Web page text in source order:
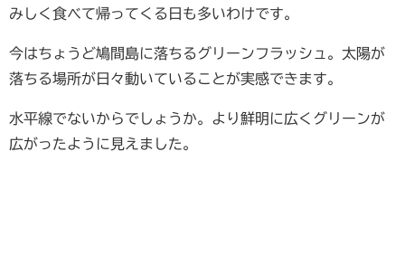
みしく食べて帰ってくる日も多いわけです。
今はちょうど鳩間島に落ちるグリーンフラッシュ。太陽が
落ちる場所が日々動いていることが実感できます。
水平線でないからでしょうか。より鮮明に広くグリーンが
広がったように見えました。